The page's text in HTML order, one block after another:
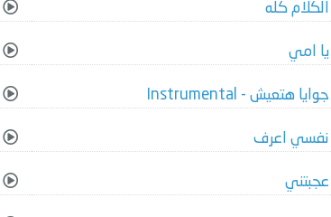
الكلام كله
يا امي
جوايا هتعيش - Instrumental
نفسي اعرف
عجبتني